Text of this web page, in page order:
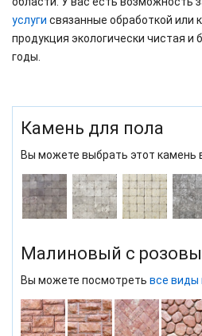
услуги связанные обработкой или
продукция экологически чистая и
годы.
Камень для пола
Вы можете выбрать этот камень
Малиновый с
Вы можете посмотреть все виды